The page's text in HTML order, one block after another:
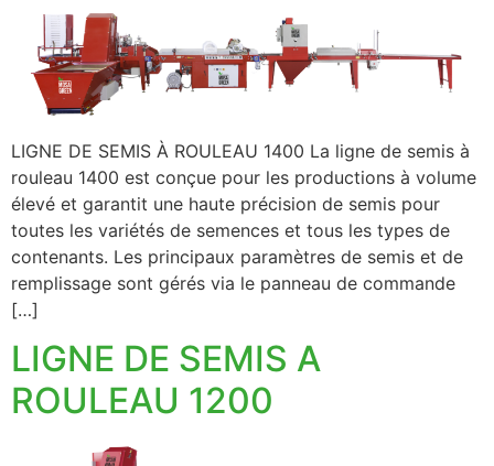
LIGNE DE SEMIS À ROULEAU 1400 La ligne de semis à
rouleau 1400 est conçue pour les productions à volume
élevé et garantit une haute précision de semis pour
toutes les variétés de semences et tous les types de
contenants. Les principaux paramètres de semis et de
remplissage sont gérés via le panneau de commande
[…]
LIGNE DE SEMIS A
ROULEAU 1200